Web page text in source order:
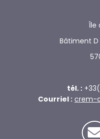
Île
Bâtiment D
tél. :
Courriel : crem-